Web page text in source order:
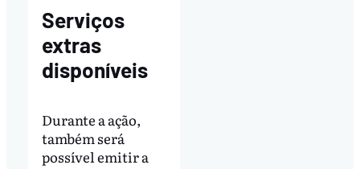
Serviços
extras
disponíveis
Durante a ação,
também será
possível emitir a